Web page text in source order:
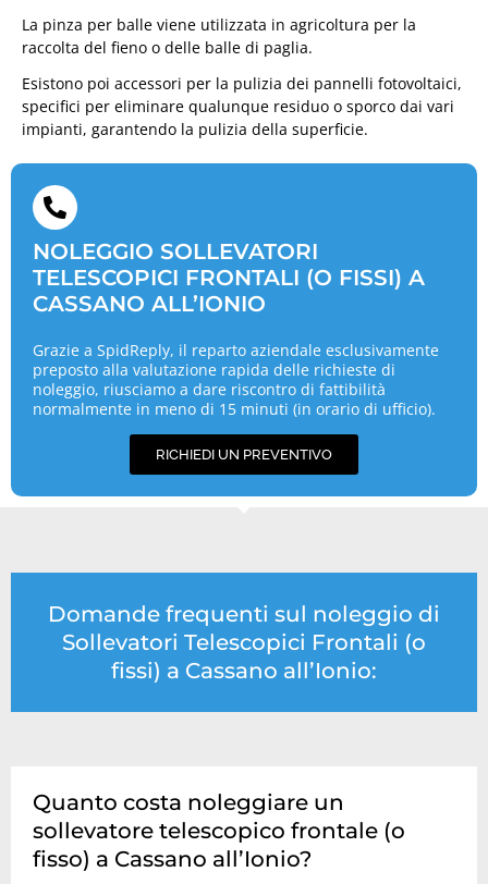
La pinza per balle viene utilizzata in agricoltura per la
raccolta del fieno o delle balle di paglia.
Esistono poi accessori per la pulizia dei pannelli fotovoltaici,
specifici per eliminare qualunque residuo o sporco dai vari
impianti, garantendo la pulizia della superficie.
NOLEGGIO SOLLEVATORI
TELESCOPICI FRONTALI (O FISSI) A
CASSANO ALL’IONIO
Grazie a SpidReply, il reparto aziendale esclusivamente
preposto alla valutazione rapida delle richieste di
noleggio, riusciamo a dare riscontro di fattibilità
normalmente in meno di 15 minuti (in orario di ufficio).
RICHIEDI UN PREVENTIVO
Domande frequenti sul noleggio di
Sollevatori Telescopici Frontali (o
fissi) a Cassano all’Ionio:
Quanto costa noleggiare un
sollevatore telescopico frontale (o
fisso) a Cassano all’Ionio?